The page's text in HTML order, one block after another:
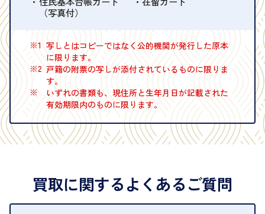
（写真付）
※1 写しとはコピーではなく公的機関が発行した原本
に限ります。
※2 戸籍の附票の写しが添付されているものに限りま
す。
※
いずれの書類も、現住所と生年月日が記載された
有効期限内のものに限ります。
買取に関するよくあるご質問